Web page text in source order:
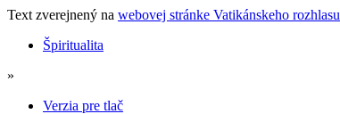
Text zverejnený na webovej stránke Vatikánskeho rozhlasu
Špiritualita
»
Verzia pre tlač